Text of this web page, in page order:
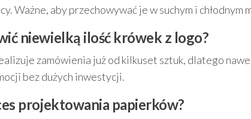
Ważne, aby przechowywać je w suchym i chłodnym
niewielką ilość krówek z logo?
zamówienia już od kilkuset sztuk, dlatego
bez dużych inwestycji.
projektowania papierków?